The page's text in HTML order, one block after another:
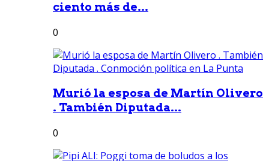
ciento más de...
0
Murió la esposa de Martín Olivero
. También Diputada...
0